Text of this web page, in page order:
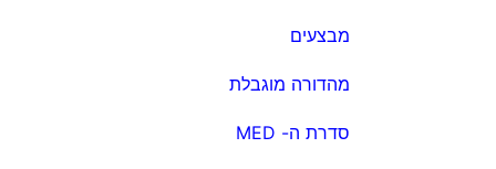
מבצעים
מהדורה מוגבלת
סדרת ה- MED